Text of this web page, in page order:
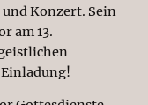
Konzert. Sein
am 13.